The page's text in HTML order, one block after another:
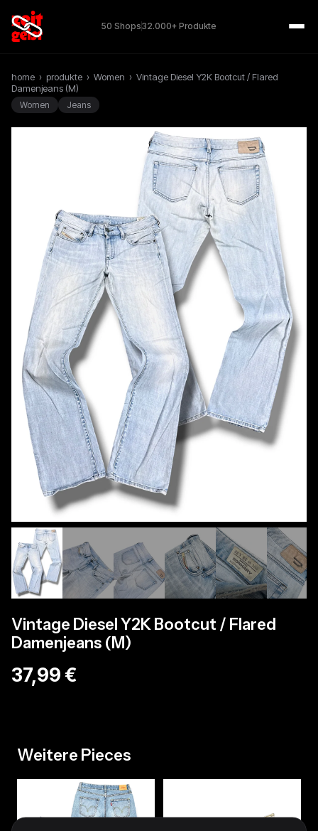
50 Shops32.000+ Produkte
home › produkte › Women › Vintage Diesel Y2K Bootcut / Flared
Damenjeans (M)
Women Jeans
Vintage Diesel Y2K Bootcut / Flared
Damenjeans (M)
37,99 €
Weitere Pieces